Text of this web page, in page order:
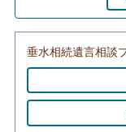
垂水相続遺言相談